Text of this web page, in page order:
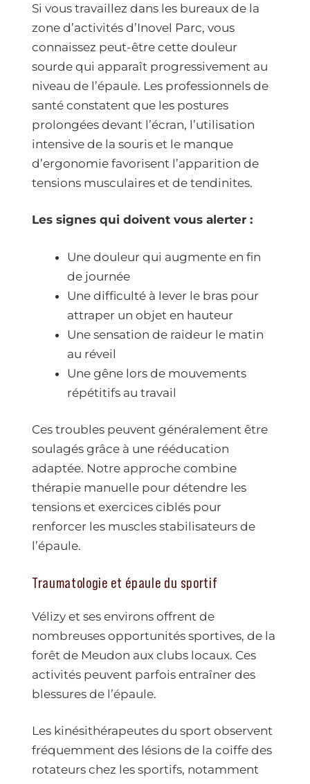
Si vous travaillez dans les bureaux de la
zone d’activités d’Inovel Parc, vous
connaissez peut-être cette douleur
sourde qui apparaît progressivement au
niveau de l’épaule. Les professionnels de
santé constatent que les postures
prolongées devant l’écran, l’utilisation
intensive de la souris et le manque
d’ergonomie favorisent l’apparition de
tensions musculaires et de tendinites.
Les signes qui doivent vous alerter :
Une douleur qui augmente en fin
de journée
Une difficulté à lever le bras pour
attraper un objet en hauteur
Une sensation de raideur le matin
au réveil
Une gêne lors de mouvements
répétitifs au travail
Ces troubles peuvent généralement être
soulagés grâce à une rééducation
adaptée. Notre approche combine
thérapie manuelle pour détendre les
tensions et exercices ciblés pour
renforcer les muscles stabilisateurs de
l’épaule.
Traumatologie et épaule du sportif
Vélizy et ses environs offrent de
nombreuses opportunités sportives, de la
forêt de Meudon aux clubs locaux. Ces
activités peuvent parfois entraîner des
blessures de l’épaule.
Les kinésithérapeutes du sport observent
fréquemment des lésions de la coiffe des
rotateurs chez les sportifs, notamment